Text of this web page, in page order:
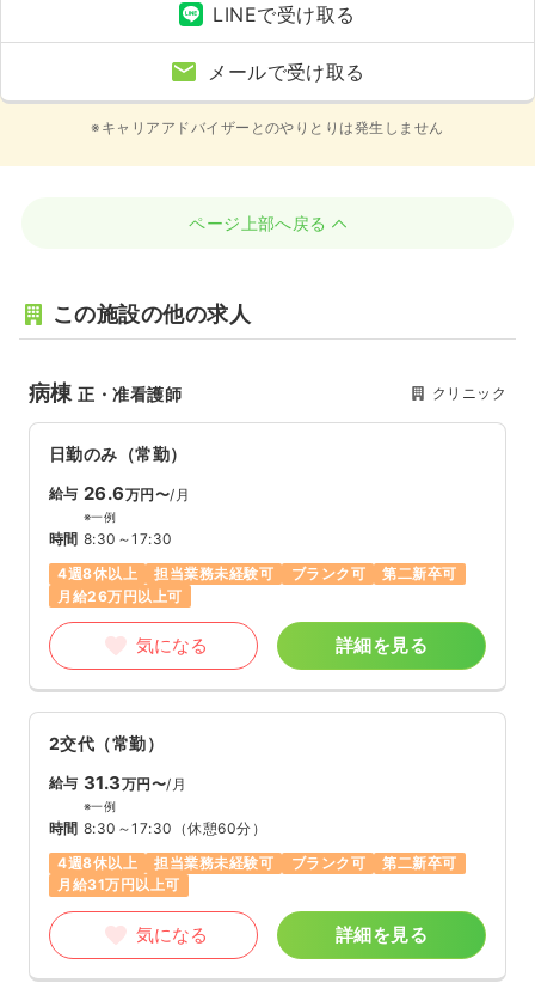
LINEで受け取る
メールで受け取る
※キャリアアドバイザーとのやりとりは発生しません
ページ上部へ戻る
この施設の他の求人
病棟正・准看護師 クリニック
日勤のみ（常勤）
給与 26.6万円〜/月
※一例
時間 8:30～17:30
4週8休以上
担当業務未経験可 ブランク可
第二新卒可
月給26万円以上可
気になる 詳細を見る
2交代（常勤）
給与 31.3万円〜/月
※一例
時間 8:30～17:30 （休憩60分）
4週8休以上
担当業務未経験可 ブランク可
第二新卒可
月給31万円以上可
気になる 詳細を見る